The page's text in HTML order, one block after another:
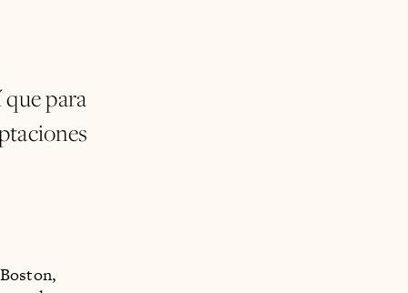
para